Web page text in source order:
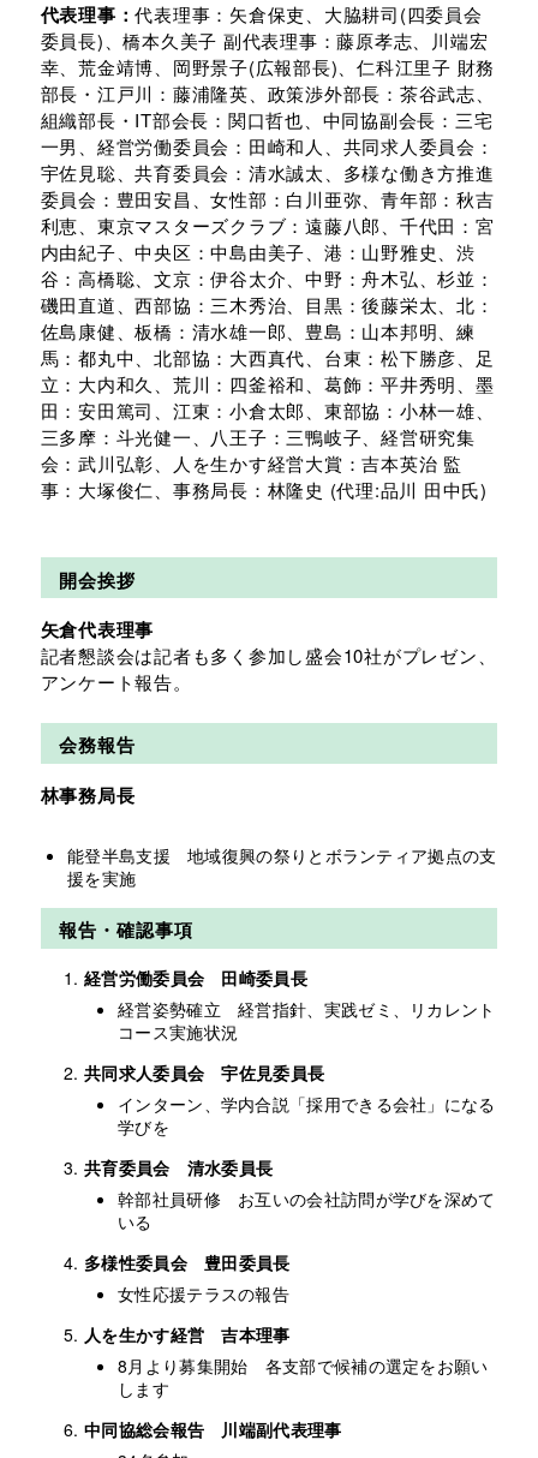
代表理事：代表理事：矢倉保吏、大脇耕司(四委員会
委員長)、橋本久美子 副代表理事：藤原孝志、川端宏
幸、荒金靖博、岡野景子(広報部長)、仁科江里子 財務
部長・江戸川：藤浦隆英、政策渉外部長：茶谷武志、
組織部長・IT部会長：関口哲也、中同協副会長：三宅
一男、経営労働委員会：田崎和人、共同求人委員会：
宇佐見聡、共育委員会：清水誠太、多様な働き方推進
委員会：豊田安昌、女性部：白川亜弥、青年部：秋吉
利恵、東京マスターズクラブ：遠藤八郎、千代田：宮
内由紀子、中央区：中島由美子、港：山野雅史、渋
谷：高橋聡、文京：伊谷太介、中野：舟木弘、杉並：
磯田直道、西部協：三木秀治、目黒：後藤栄太、北：
佐島康健、板橋：清水雄一郎、豊島：山本邦明、練
馬：都丸中、北部協：大西真代、台東：松下勝彦、足
立：大内和久、荒川：四釜裕和、葛飾：平井秀明、墨
田：安田篤司、江東：小倉太郎、東部協：小林一雄、
三多摩：斗光健一、八王子：三鴨岐子、経営研究集
会：武川弘彰、人を生かす経営大賞：吉本英治 監
事：大塚俊仁、事務局長：林隆史 (代理:品川 田中氏)
開会挨拶
矢倉代表理事
記者懇談会は記者も多く参加し盛会10社がプレゼン、
アンケート報告。
会務報告
林事務局長
能登半島支援 地域復興の祭りとボランティア拠点の支
援を実施
報告・確認事項
経営労働委員会 田崎委員長
経営姿勢確立 経営指針、実践ゼミ、リカレント
コース実施状況
共同求人委員会 宇佐見委員長
インターン、学内合説「採用できる会社」になる
学びを
共育委員会 清水委員長
幹部社員研修 お互いの会社訪問が学びを深めて
いる
多様性委員会 豊田委員長
女性応援テラスの報告
人を生かす経営 吉本理事
8月より募集開始 各支部で候補の選定をお願い
します
中同協総会報告 川端副代表理事